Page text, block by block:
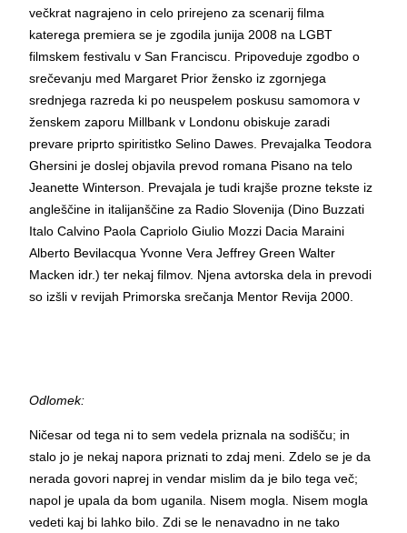
večkrat nagrajeno in celo prirejeno za scenarij filma
katerega premiera se je zgodila junija 2008 na LGBT
filmskem festivalu v San Franciscu. Pripoveduje zgodbo o
srečevanju med Margaret Prior žensko iz zgornjega
srednjega razreda ki po neuspelem poskusu samomora v
ženskem zaporu Millbank v Londonu obiskuje zaradi
prevare priprto spiritistko Selino Dawes. Prevajalka Teodora
Ghersini je doslej objavila prevod romana Pisano na telo
Jeanette Winterson. Prevajala je tudi krajše prozne tekste iz
angleščine in italijanščine za Radio Slovenija (Dino Buzzati
Italo Calvino Paola Capriolo Giulio Mozzi Dacia Maraini
Alberto Bevilacqua Yvonne Vera Jeffrey Green Walter
Macken idr.) ter nekaj filmov. Njena avtorska dela in prevodi
so izšli v revijah Primorska srečanja Mentor Revija 2000.
Odlomek:
Ničesar od tega ni to sem vedela priznala na sodišču; in
stalo jo je nekaj napora priznati to zdaj meni. Zdelo se je da
nerada govori naprej in vendar mislim da je bilo tega več;
napol je upala da bom uganila. Nisem mogla. Nisem mogla
vedeti kaj bi lahko bilo. Zdi se le nenavadno in ne tako